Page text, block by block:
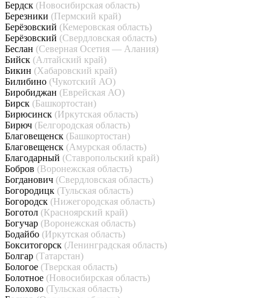
Бердск (Новосибирская область)
Березники (Пермский край)
Берёзовский (Кемеровская область)
Берёзовский (Свердловская область)
Беслан (Северная Осетия — Алания)
Бийск (Алтайский край)
Бикин (Хабаровский край)
Билибино (Чукотский АО)
Биробиджан (Еврейская АО)
Бирск (Башкортостан)
Бирюсинск (Иркутская область)
Бирюч (Белгородская область)
Благовещенск (Башкортостан)
Благовещенск (Амурская область)
Благодарный (Ставропольский край)
Бобров (Воронежская область)
Богданович (Свердловская область)
Богородицк (Тульская область)
Богородск (Нижегородская область)
Боготол (Красноярский край)
Богучар (Воронежская область)
Бодайбо (Иркутская область)
Бокситогорск (Ленинградская область)
Болгар (Татарстан)
Бологое (Тверская область)
Болотное (Новосибирская область)
Болохово (Тульская область)